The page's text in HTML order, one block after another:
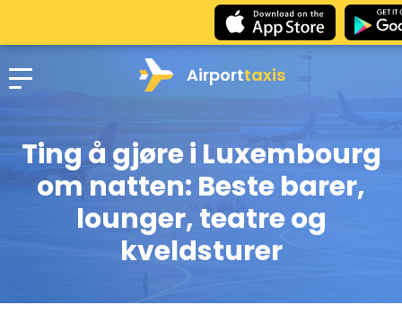
Airporttaxis
Ting å gjøre i Luxembourg
om natten: Beste barer,
lounger, teatre og
kveldsturer